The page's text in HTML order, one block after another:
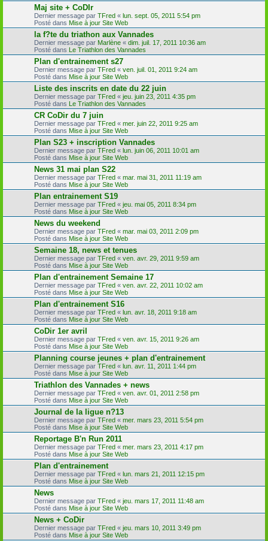
Maj site + CoDIr
Dernier message par TFred « lun. sept. 05, 2011 5:54 pm
Posté dans Mise à jour Site Web
la f?te du triathon aux Vannades
Dernier message par Marlène « dim. juil. 17, 2011 10:36 am
Posté dans Le Triathlon des Vannades
Plan d'entrainement s27
Dernier message par TFred « ven. juil. 01, 2011 9:24 am
Posté dans Mise à jour Site Web
Liste des inscrits en date du 22 juin
Dernier message par TFred « jeu. juin 23, 2011 4:35 pm
Posté dans Le Triathlon des Vannades
CR CoDir du 7 juin
Dernier message par TFred « mer. juin 22, 2011 9:25 am
Posté dans Mise à jour Site Web
Plan S23 + inscription Vannades
Dernier message par TFred « lun. juin 06, 2011 10:01 am
Posté dans Mise à jour Site Web
News 31 mai plan S22
Dernier message par TFred « mar. mai 31, 2011 11:19 am
Posté dans Mise à jour Site Web
Plan entrainement S19
Dernier message par TFred « jeu. mai 05, 2011 8:34 pm
Posté dans Mise à jour Site Web
News du weekend
Dernier message par TFred « mar. mai 03, 2011 2:09 pm
Posté dans Mise à jour Site Web
Semaine 18, news et tenues
Dernier message par TFred « ven. avr. 29, 2011 9:59 am
Posté dans Mise à jour Site Web
Plan d'entrainement Semaine 17
Dernier message par TFred « ven. avr. 22, 2011 10:02 am
Posté dans Mise à jour Site Web
Plan d'entrainement S16
Dernier message par TFred « lun. avr. 18, 2011 9:18 am
Posté dans Mise à jour Site Web
CoDir 1er avril
Dernier message par TFred « ven. avr. 15, 2011 9:26 am
Posté dans Mise à jour Site Web
Planning course jeunes + plan d'entrainement
Dernier message par TFred « lun. avr. 11, 2011 1:44 pm
Posté dans Mise à jour Site Web
Triathlon des Vannades + news
Dernier message par TFred « ven. avr. 01, 2011 2:58 pm
Posté dans Mise à jour Site Web
Journal de la ligue n?13
Dernier message par TFred « mer. mars 23, 2011 5:54 pm
Posté dans Mise à jour Site Web
Reportage B'n Run 2011
Dernier message par TFred « mer. mars 23, 2011 4:17 pm
Posté dans Mise à jour Site Web
Plan d'entrainement
Dernier message par TFred « lun. mars 21, 2011 12:15 pm
Posté dans Mise à jour Site Web
News
Dernier message par TFred « jeu. mars 17, 2011 11:48 am
Posté dans Mise à jour Site Web
News + CoDir
Dernier message par TFred « jeu. mars 10, 2011 3:49 pm
Posté dans Mise à jour Site Web